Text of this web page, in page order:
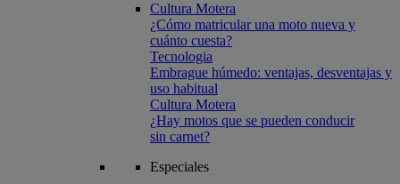
Cultura Motera
¿Cómo matricular una moto nueva y
cuánto cuesta?
Tecnologia
Embrague húmedo: ventajas, desventajas y
uso habitual
Cultura Motera
¿Hay motos que se pueden conducir
sin carnet?
Especiales